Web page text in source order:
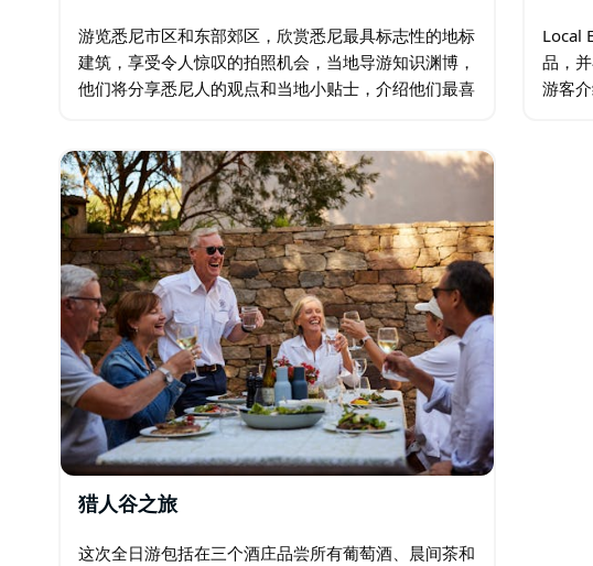
游览悉尼市区和东部郊区，欣赏悉尼最具标志性的地标
建筑，享受令人惊叹的拍照机会，当地导游知识渊博，
他们将分享悉尼人的观点和当地小贴士，介绍他们最喜
人椅…
Local
品，
游客
猎人谷之旅
这次全日游包括在三个酒庄品尝所有葡萄酒、晨间茶和